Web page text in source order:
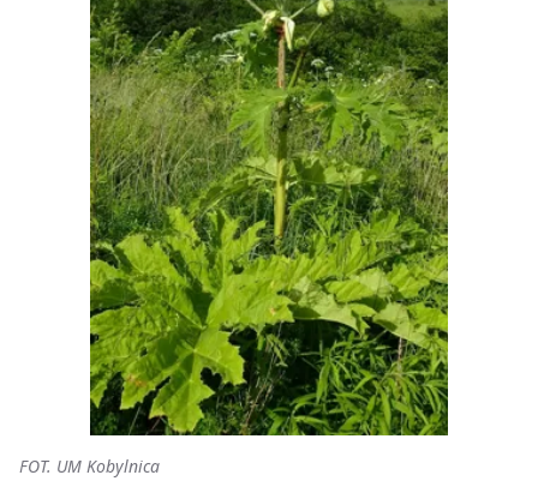
FOT. UM Kobylnica